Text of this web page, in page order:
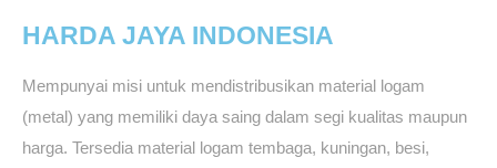
HARDA JAYA INDONESIA
Mempunyai misi untuk mendistribusikan material logam
(metal) yang memiliki daya saing dalam segi kualitas maupun
harga. Tersedia material logam tembaga, kuningan, besi,